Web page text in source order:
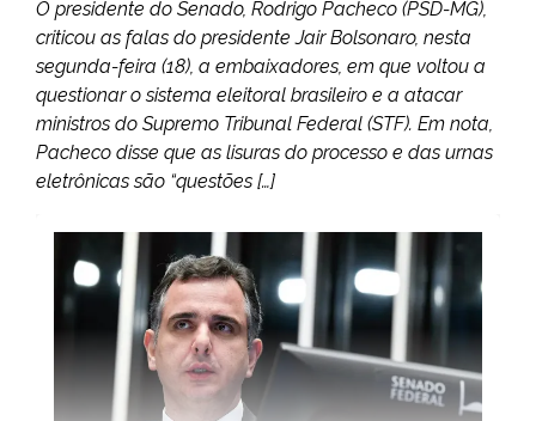
O presidente do Senado, Rodrigo Pacheco (PSD-MG),
criticou as falas do presidente Jair Bolsonaro, nesta
segunda-feira (18), a embaixadores, em que voltou a
questionar o sistema eleitoral brasileiro e a atacar
ministros do Supremo Tribunal Federal (STF). Em nota,
Pacheco disse que as lisuras do processo e das urnas
eletrônicas são “questões […]